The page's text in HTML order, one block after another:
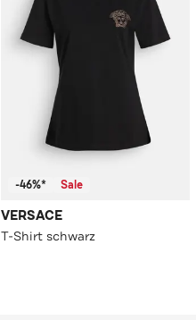
-46%* Sale
VERSACE
T-Shirt schwarz